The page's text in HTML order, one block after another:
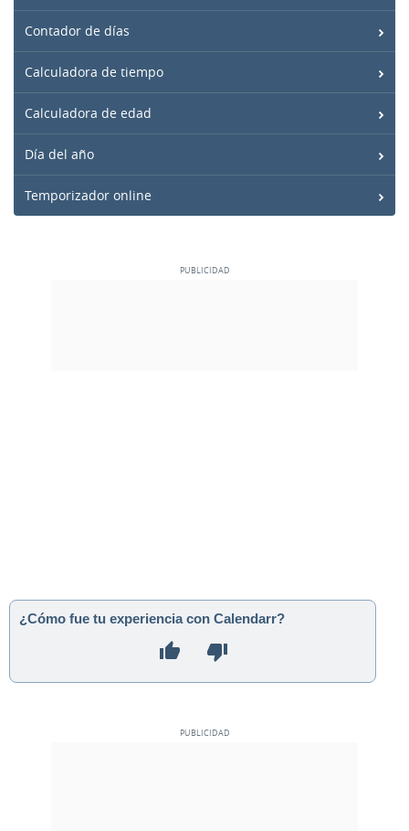
Contador de días
Calculadora de tiempo
Calculadora de edad
Día del año
Temporizador online
¿Cómo fue tu experiencia con Calendarr?